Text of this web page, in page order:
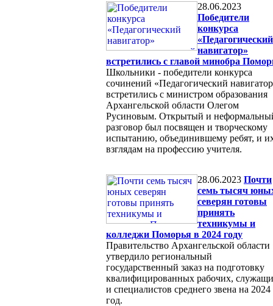
28.06.2023
Победители
конкурса
«Педагогический
навигатор»
встретились с главой минобра
Школьники - победители конкурса
сочинений «Педагогический
встретились с министром образования
Архангельской области Олегом
Русиновым. Открытый и
разговор был посвящен и творческому
испытанию, объединившему ребят, и
взглядам на профессию учителя.
28.06.2023 Почти
семь тысяч
северян готовы
принять
техникумы и
колледжи Поморья в 2024 году
Правительство Архангельской области
утвердило региональный
государственный заказ на подготовку
квалифицированных рабочих,
и специалистов среднего звена на 2024
год.